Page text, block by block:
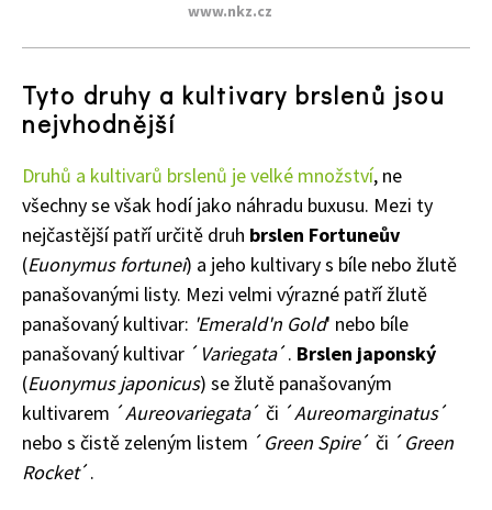
www.nkz.cz
Tyto druhy a kultivary brslenů jsou
nejvhodnější
Druhů a kultivarů brslenů je velké množství, ne
všechny se však hodí jako náhradu buxusu. Mezi ty
nejčastější patří určitě druh brslen Fortuneův
(Euonymus fortunei) a jeho kultivary s bíle nebo žlutě
panašovanými listy. Mezi velmi výrazné patří žlutě
panašovaný kultivar: 'Emerald'n Gold' nebo bíle
panašovaný kultivar ´ Variegata´. Brslen japonský
(Euonymus japonicus) se žlutě panašovaným
kultivarem ´Aureovariegata´ či ´Aureomarginatus´
nebo s čistě zeleným listem ´Green Spire´ či ´Green
Rocket´.